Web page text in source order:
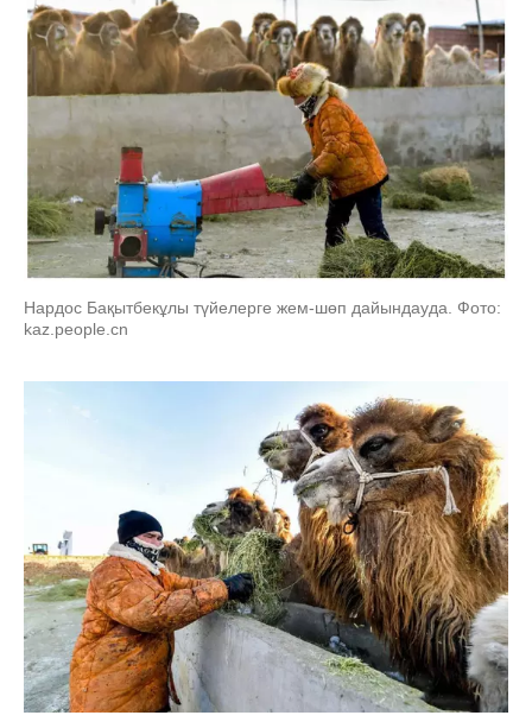
Нардос Бақытбекұлы түйелерге жем-шөп дайындауда. Фото:
kaz.people.cn